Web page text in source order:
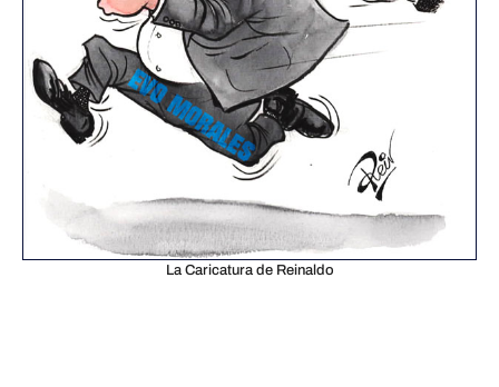
La Caricatura de Reinaldo